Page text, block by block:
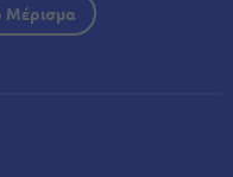
Μέρισμα